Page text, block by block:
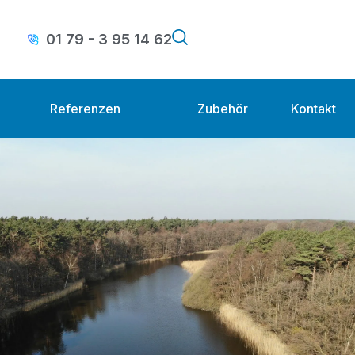
01 79 - 3 95 14 62
Referenzen Zubehör Kontakt